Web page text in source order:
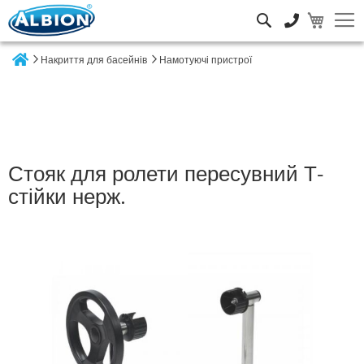
Накриття для басейнів Намотуючі пристрої
Стояк для ролети пересувний Т-
стійки нерж.